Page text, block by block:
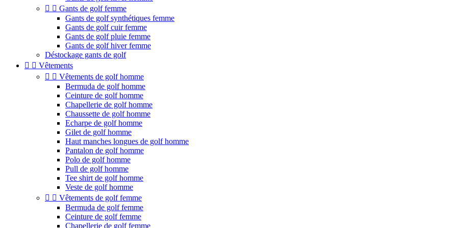
  Gants de golf femme
Gants de golf synthétiques femme
Gants de golf cuir femme
Gants de golf pluie femme
Gants de golf hiver femme
Déstockage gants de golf
  Vêtements
  Vêtements de golf homme
Bermuda de golf homme
Ceinture de golf homme
Chapellerie de golf homme
Chaussette de golf homme
Echarpe de golf homme
Gilet de golf homme
Haut manches longues de golf homme
Pantalon de golf homme
Polo de golf homme
Pull de golf homme
Tee shirt de golf homme
Veste de golf homme
  Vêtements de golf femme
Bermuda de golf femme
Ceinture de golf femme
Chapellerie de golf femme